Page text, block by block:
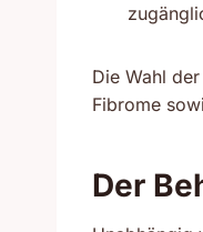
Die Wahl
Fibrome
Der